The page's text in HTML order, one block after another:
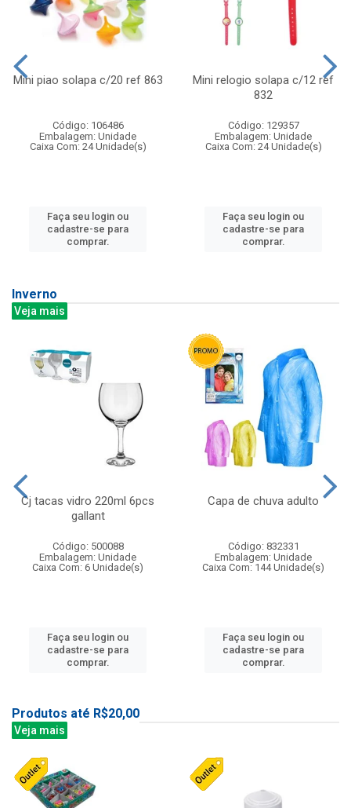
Mini piao solapa c/20 ref 863
Código: 106486
Embalagem: Unidade
Caixa Com: 24 Unidade(s)
Faça seu login ou
cadastre-se para
comprar.
Mini relogio solapa c/12 ref
832
Código: 129357
Embalagem: Unidade
Caixa Com: 24 Unidade(s)
Faça seu login ou
cadastre-se para
comprar.
Inverno
Veja mais
Cj tacas vidro 220ml 6pcs
gallant
Código: 500088
Embalagem: Unidade
Caixa Com: 6 Unidade(s)
Faça seu login ou
cadastre-se para
comprar.
Capa de chuva adulto
Código: 832331
Embalagem: Unidade
Caixa Com: 144 Unidade(s)
Faça seu login ou
cadastre-se para
comprar.
Produtos até R$20,00
Veja mais